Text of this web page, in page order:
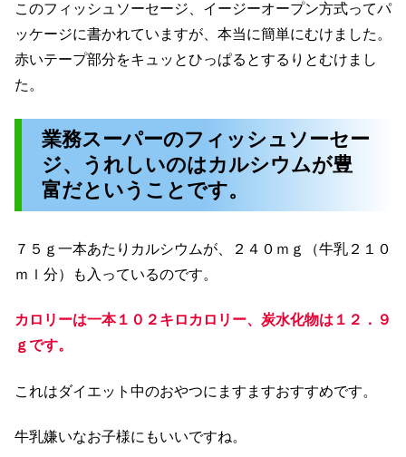
このフィッシュソーセージ、イージーオープン方式ってパ
ッケージに書かれていますが、本当に簡単にむけました。
赤いテープ部分をキュッとひっぱるとするりとむけまし
た。
業務スーパーのフィッシュソーセー
ジ、うれしいのはカルシウムが豊
富だということです。
７５ｇ一本あたりカルシウムが、２４０ｍｇ（牛乳２１０
ｍｌ分）も入っているのです。
カロリーは一本１０２キロカロリー、炭水化物は１２．９
ｇです。
これはダイエット中のおやつにますますおすすめです。
牛乳嫌いなお子様にもいいですね。